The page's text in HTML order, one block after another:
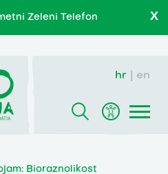
Zeleni Telefon X
hr en
Bioraznolikost